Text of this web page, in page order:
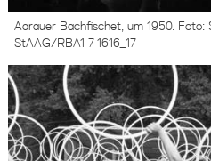
Aarauer Bachfischet, um 1950.
StAAG/RBA1-7-1616_17